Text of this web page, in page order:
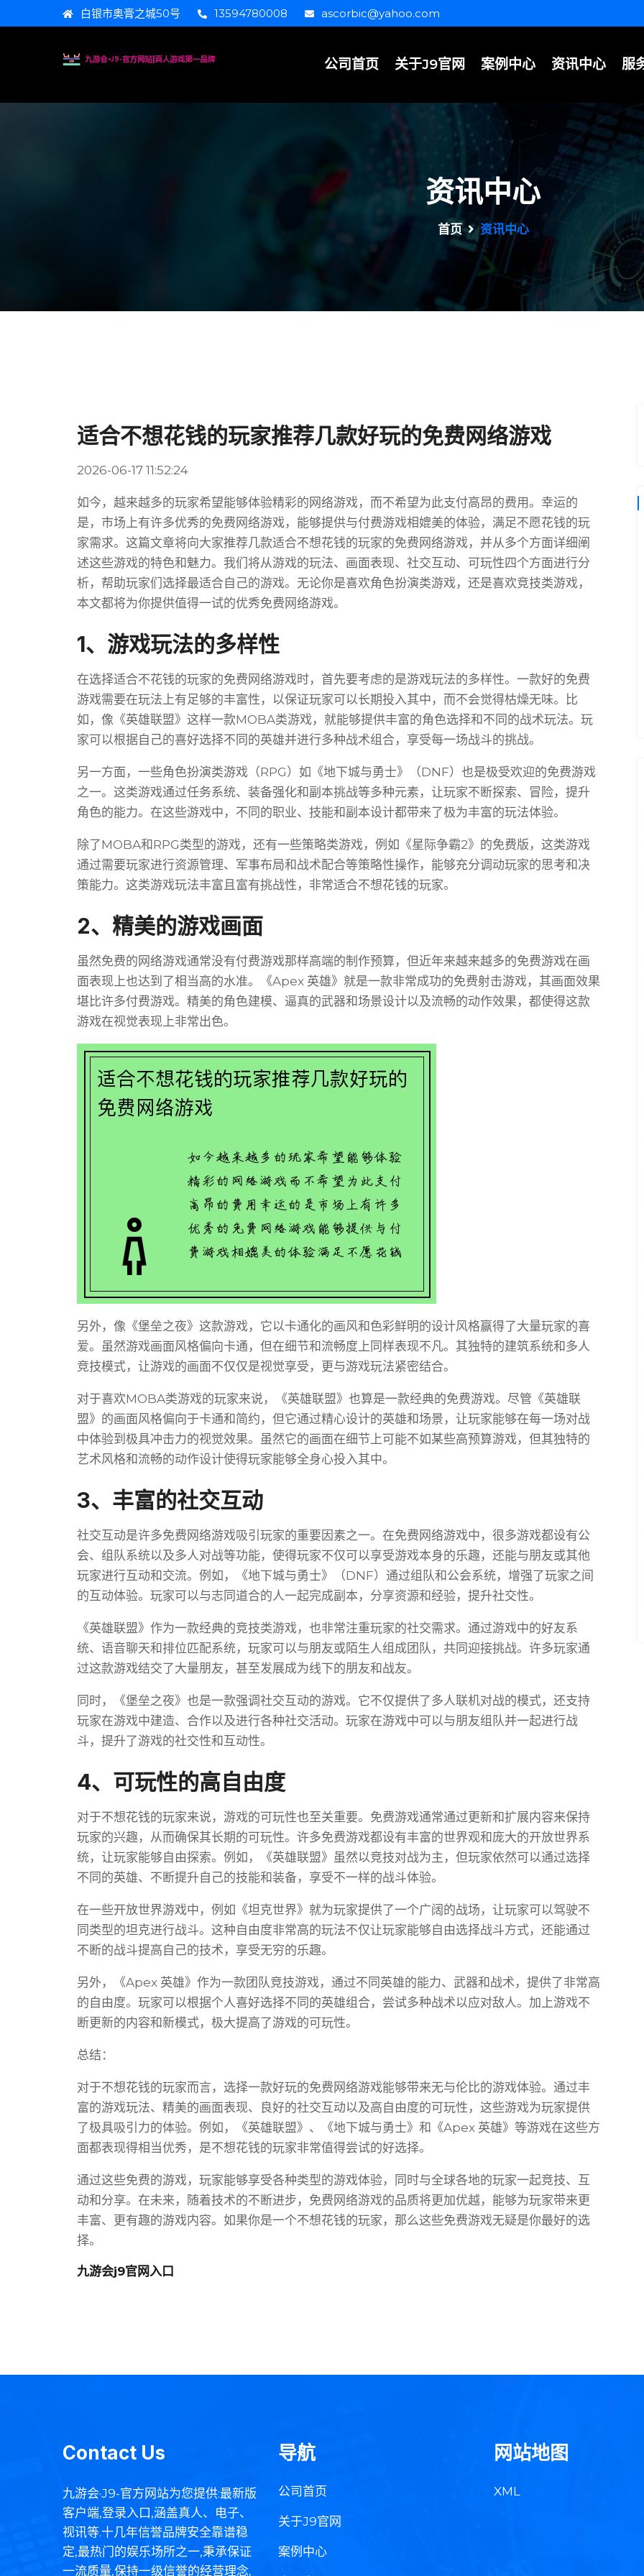
白银市奥膏之城50号 13594780008 ascorbic@yahoo.com
公司首页 关于J9官网 案例中心 资讯中心 服
资讯中心
首页 资讯中心
适合不想花钱的玩家推荐几款好玩的免费网络游戏
2026-06-17 11:52:24
如今，越来越多的玩家希望能够体验精彩的网络游戏，而不希望为此支付高昂的费用。幸运的
是，市场上有许多优秀的免费网络游戏，能够提供与付费游戏相媲美的体验，满足不愿花钱的玩
家需求。这篇文章将向大家推荐几款适合不想花钱的玩家的免费网络游戏，并从多个方面详细阐
述这些游戏的特色和魅力。我们将从游戏的玩法、画面表现、社交互动、可玩性四个方面进行分
析，帮助玩家们选择最适合自己的游戏。无论你是喜欢角色扮演类游戏，还是喜欢竞技类游戏，
本文都将为你提供值得一试的优秀免费网络游戏。
1、游戏玩法的多样性
在选择适合不花钱的玩家的免费网络游戏时，首先要考虑的是游戏玩法的多样性。一款好的免费
游戏需要在玩法上有足够的丰富性，以保证玩家可以长期投入其中，而不会觉得枯燥无味。比
如，像《英雄联盟》这样一款MOBA类游戏，就能够提供丰富的角色选择和不同的战术玩法。玩
家可以根据自己的喜好选择不同的英雄并进行多种战术组合，享受每一场战斗的挑战。
另一方面，一些角色扮演类游戏（RPG）如《地下城与勇士》（DNF）也是极受欢迎的免费游戏
之一。这类游戏通过任务系统、装备强化和副本挑战等多种元素，让玩家不断探索、冒险，提升
角色的能力。在这些游戏中，不同的职业、技能和副本设计都带来了极为丰富的玩法体验。
除了MOBA和RPG类型的游戏，还有一些策略类游戏，例如《星际争霸2》的免费版，这类游戏
通过需要玩家进行资源管理、军事布局和战术配合等策略性操作，能够充分调动玩家的思考和决
策能力。这类游戏玩法丰富且富有挑战性，非常适合不想花钱的玩家。
2、精美的游戏画面
虽然免费的网络游戏通常没有付费游戏那样高端的制作预算，但近年来越来越多的免费游戏在画
面表现上也达到了相当高的水准。《Apex 英雄》就是一款非常成功的免费射击游戏，其画面效果
堪比许多付费游戏。精美的角色建模、逼真的武器和场景设计以及流畅的动作效果，都使得这款
游戏在视觉表现上非常出色。
另外，像《堡垒之夜》这款游戏，它以卡通化的画风和色彩鲜明的设计风格赢得了大量玩家的喜
爱。虽然游戏画面风格偏向卡通，但在细节和流畅度上同样表现不凡。其独特的建筑系统和多人
竞技模式，让游戏的画面不仅仅是视觉享受，更与游戏玩法紧密结合。
对于喜欢MOBA类游戏的玩家来说，《英雄联盟》也算是一款经典的免费游戏。尽管《英雄联
盟》的画面风格偏向于卡通和简约，但它通过精心设计的英雄和场景，让玩家能够在每一场对战
中体验到极具冲击力的视觉效果。虽然它的画面在细节上可能不如某些高预算游戏，但其独特的
艺术风格和流畅的动作设计使得玩家能够全身心投入其中。
3、丰富的社交互动
社交互动是许多免费网络游戏吸引玩家的重要因素之一。在免费网络游戏中，很多游戏都设有公
会、组队系统以及多人对战等功能，使得玩家不仅可以享受游戏本身的乐趣，还能与朋友或其他
玩家进行互动和交流。例如，《地下城与勇士》（DNF）通过组队和公会系统，增强了玩家之间
的互动体验。玩家可以与志同道合的人一起完成副本，分享资源和经验，提升社交性。
《英雄联盟》作为一款经典的竞技类游戏，也非常注重玩家的社交需求。通过游戏中的好友系
统、语音聊天和排位匹配系统，玩家可以与朋友或陌生人组成团队，共同迎接挑战。许多玩家通
过这款游戏结交了大量朋友，甚至发展成为线下的朋友和战友。
同时，《堡垒之夜》也是一款强调社交互动的游戏。它不仅提供了多人联机对战的模式，还支持
玩家在游戏中建造、合作以及进行各种社交活动。玩家在游戏中可以与朋友组队并一起进行战
斗，提升了游戏的社交性和互动性。
4、可玩性的高自由度
对于不想花钱的玩家来说，游戏的可玩性也至关重要。免费游戏通常通过更新和扩展内容来保持
玩家的兴趣，从而确保其长期的可玩性。许多免费游戏都设有丰富的世界观和庞大的开放世界系
统，让玩家能够自由探索。例如，《英雄联盟》虽然以竞技对战为主，但玩家依然可以通过选择
不同的英雄、不断提升自己的技能和装备，享受不一样的战斗体验。
在一些开放世界游戏中，例如《坦克世界》就为玩家提供了一个广阔的战场，让玩家可以驾驶不
同类型的坦克进行战斗。这种自由度非常高的玩法不仅让玩家能够自由选择战斗方式，还能通过
不断的战斗提高自己的技术，享受无穷的乐趣。
另外，《Apex 英雄》作为一款团队竞技游戏，通过不同英雄的能力、武器和战术，提供了非常高
的自由度。玩家可以根据个人喜好选择不同的英雄组合，尝试多种战术以应对敌人。加上游戏不
断更新的内容和新模式，极大提高了游戏的可玩性。
总结：
对于不想花钱的玩家而言，选择一款好玩的免费网络游戏能够带来无与伦比的游戏体验。通过丰
富的游戏玩法、精美的画面表现、良好的社交互动以及高自由度的可玩性，这些游戏为玩家提供
了极具吸引力的体验。例如，《英雄联盟》、《地下城与勇士》和《Apex 英雄》等游戏在这些方
面都表现得相当优秀，是不想花钱的玩家非常值得尝试的好选择。
通过这些免费的游戏，玩家能够享受各种类型的游戏体验，同时与全球各地的玩家一起竞技、互
动和分享。在未来，随着技术的不断进步，免费网络游戏的品质将更加优越，能够为玩家带来更
丰富、更有趣的游戏内容。如果你是一个不想花钱的玩家，那么这些免费游戏无疑是你最好的选
择。
九游会j9官网入口
Contact Us
九游会·J9-官方网站为您提供:最新版
客户端,登录入口,涵盖真人、电子、
视讯等.十几年信誉品牌安全靠谱稳
定,最热门的娱乐场所之一,秉承保证
一流质量,保持一级信誉的经营理念,
导航
公司首页
关于J9官网
案例中心
网站地图
XML